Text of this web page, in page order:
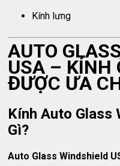
Kính lưng
AUTO
USA – KÍNH
ĐƯỢC ƯA
Kính Auto Glass
Gì?
Auto Glass Windshield